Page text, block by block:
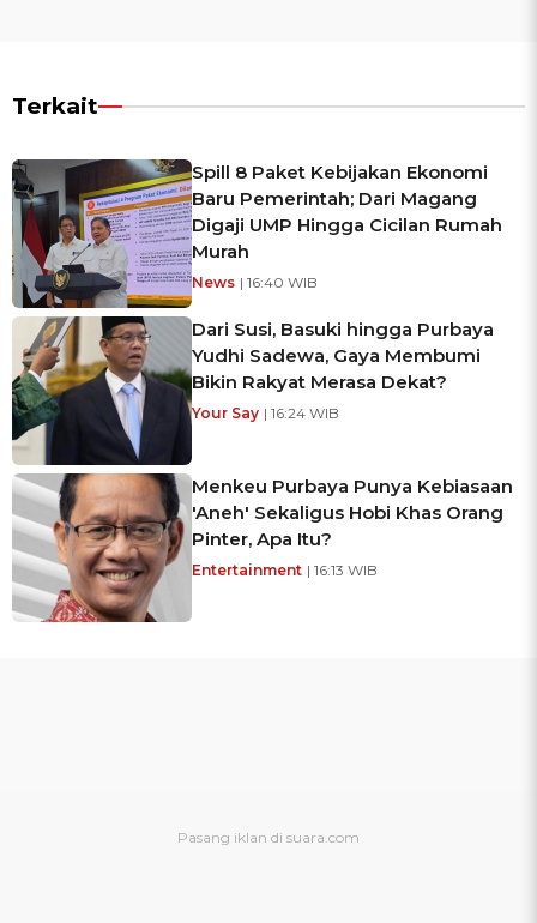
Terkait
Spill 8 Paket Kebijakan Ekonomi
Baru Pemerintah; Dari Magang
Digaji UMP Hingga Cicilan Rumah
Murah
News | 16:40 WIB
Dari Susi, Basuki hingga Purbaya
Yudhi Sadewa, Gaya Membumi
Bikin Rakyat Merasa Dekat?
Your Say | 16:24 WIB
Menkeu Purbaya Punya Kebiasaan
'Aneh' Sekaligus Hobi Khas Orang
Pinter, Apa Itu?
Entertainment | 16:13 WIB